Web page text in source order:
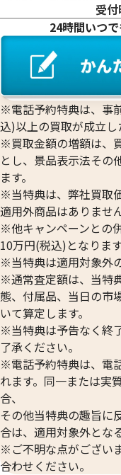
18金 (K18) 喜平リング
参考買取価格
76,400 円
24金 (K24) カレンダー
2g
参考買取価格
59,500 円
受
24時間いつ
※電話予約特典は、事
込)以上の買取が成立し
※買取金額の増額は、
とし、景品表示法その
ます。
※当特典は、弊社買取
適用外商品はありませ
※他キャンペーンとの
10万円(税込)となります
※当特典は適用対象外
※通常査定額は、当特
態、付属品、当日の市
いて算定します。
※当特典は予告なく終
了承ください。
※電話予約特典は、電
れます。同一または実
合、
その他当特典の趣旨に
合は、適用対象外とな
※ご不明な点がござい
合わせください。